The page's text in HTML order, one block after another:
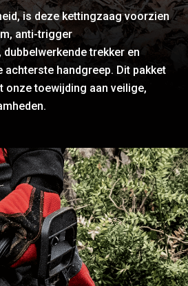
is deze kettingzaag voorzien
anti-trigger
trekker en
handgreep. Dit pakket
toewijding aan veilige,